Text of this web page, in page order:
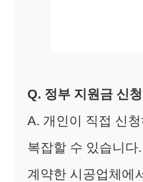
Q. 정부 지원금 신
A. 개인이 직접 신
복잡할 수 있습니다
계약한 시공업체에